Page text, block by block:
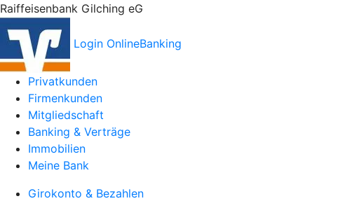
Raiffeisenbank Gilching eG
Login OnlineBanking
Privatkunden
Firmenkunden
Mitgliedschaft
Banking & Verträge
Immobilien
Meine Bank
Girokonto & Bezahlen